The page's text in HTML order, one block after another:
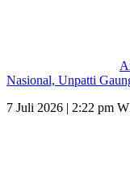
Nasional, Unpatti
7 Juli 2026 | 2:22 pm